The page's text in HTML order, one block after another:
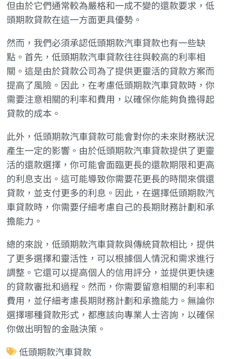
但由於它們通常較為嚴格和一成不變的還款要求，低
頭期款貸款在這一方面更具優勢。
然而，我們必須承認低頭期款汽車貸款也有一些缺
點。首先，低頭期款汽車貸款往往與較高的利率相
關。這是由於貸款公司為了提供更靈活的貸款方案而
提高了風險。因此，在考慮低頭期款汽車貸款時，你
需要注意相關的利率和費用，以確保你能夠負擔得起
貸款的成本。
此外，低頭期款汽車貸款可能會對你的未來財務狀況
產生一定的影響。由於低頭期款汽車貸款提供了更靈
活的還款選擇，你可能會面臨更長的還款期限和更高
的利息支出。這可能導致你需要花更長的時間來償還
貸款，並支付更多的利息。因此，在選擇低頭期款汽
車貸款時，你需要仔細考慮自己的長期財務計劃和承
擔能力。
總的來說，低頭期款汽車貸款與傳統貸款相比，提供
了更多選擇和靈活性，可以根據個人情況和需求進行
調整。它還可以提高個人的信用評分，並提供更快速
的貸款審批和過程。然而，你需要留意相關的利率和
費用，並仔細考慮長期財務計劃和承擔能力。無論你
選擇哪種貸款形式，都應該向專業人士咨詢，以確保
你做出明智的金融決策。
低頭期款汽車貸款